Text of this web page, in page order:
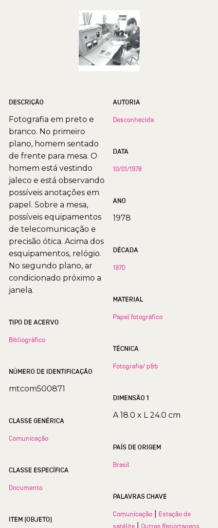
DESCRIÇÃO
Fotografia em preto e
branco. No primeiro
plano, homem sentado
de frente para mesa. O
homem está vestindo
jaleco e está observando
possíveis anotações em
papel. Sobre a mesa,
possíveis equipamentos
de telecomunicação e
precisão ótica. Acima dos
esquipamentos, relógio.
No segundo plano, ar
condicionado próximo a
janela.
TIPO DE ACERVO
Bibliográfico
NÚMERO DE IDENTIFICAÇÃO
mtcom500871
CLASSE GENÉRICA
Comunicação
CLASSE ESPECÍFICA
Documento
ITEM (OBJETO)
AUTORIA
Desconhecida
DATA
10/01/1978
ANO
1978
DÉCADA
1970
MATERIAL
Papel fotográfico
TÉCNICA
Fotografia/ p&b
DIMENSÃO 1
A 18.0 x L 24.0 cm
PAÍS DE ORIGEM
Brasil
PALAVRAS CHAVE
Comunicação
Estação de
satélite
Outras Reportagens